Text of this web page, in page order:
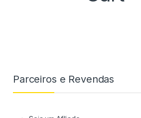
Parceiros e Revendas